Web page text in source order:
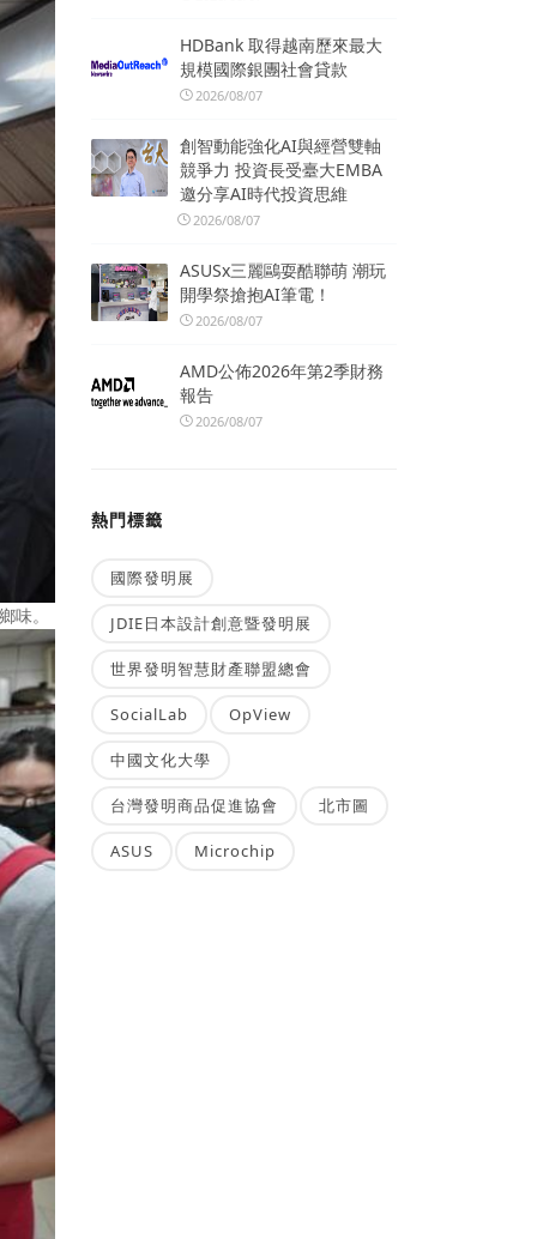
味。
HDBank 取得越南歷來最大
規模國際銀團社會貸款
2026/08/07
創智動能強化AI與經營雙軸
競爭力 投資長受臺大EMBA
邀分享AI時代投資思維
2026/08/07
ASUSx三麗鷗耍酷聯萌 潮玩
開學祭搶抱AI筆電！
2026/08/07
AMD公佈2026年第2季財務
報告
2026/08/07
熱門標籤
國際發明展
JDIE日本設計創意暨發明展
世界發明智慧財產聯盟總會
SocialLab OpView
中國文化大學
台灣發明商品促進協會 北市圖
ASUS Microchip